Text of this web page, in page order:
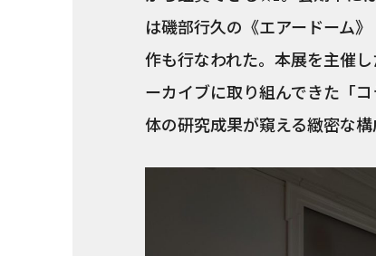
は磯部行久の《エアードーム
作も行なわれた。本展を主催
ーカイブに取り組んできた「
体の研究成果が窺える緻密な構